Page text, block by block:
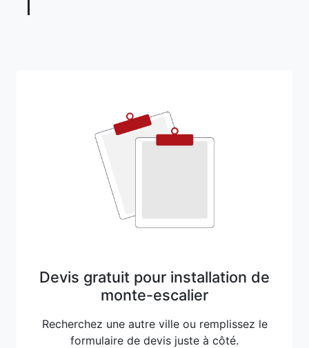
Devis gratuit pour installation de
monte-escalier
Recherchez une autre ville ou remplissez le
formulaire de devis juste à côté.